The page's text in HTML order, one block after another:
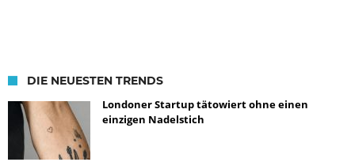
DIE NEUESTEN TRENDS
Londoner Startup tätowiert ohne einen
einzigen Nadelstich